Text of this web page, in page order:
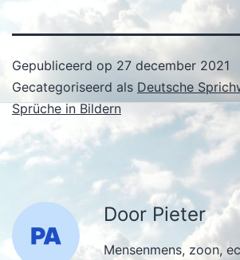
Gepubliceerd op 27 december 2021
Gecategoriseerd als Deutsche
Sprüche in Bildern
Door Pieter
Mensenmens, zoon,